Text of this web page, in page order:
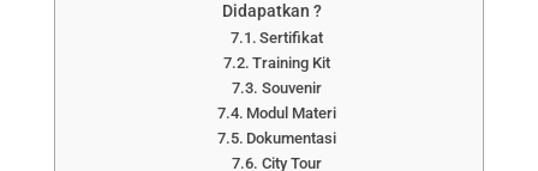
Didapatkan ?
Sertifikat
Training Kit
Souvenir
Modul Materi
Dokumentasi
City Tour